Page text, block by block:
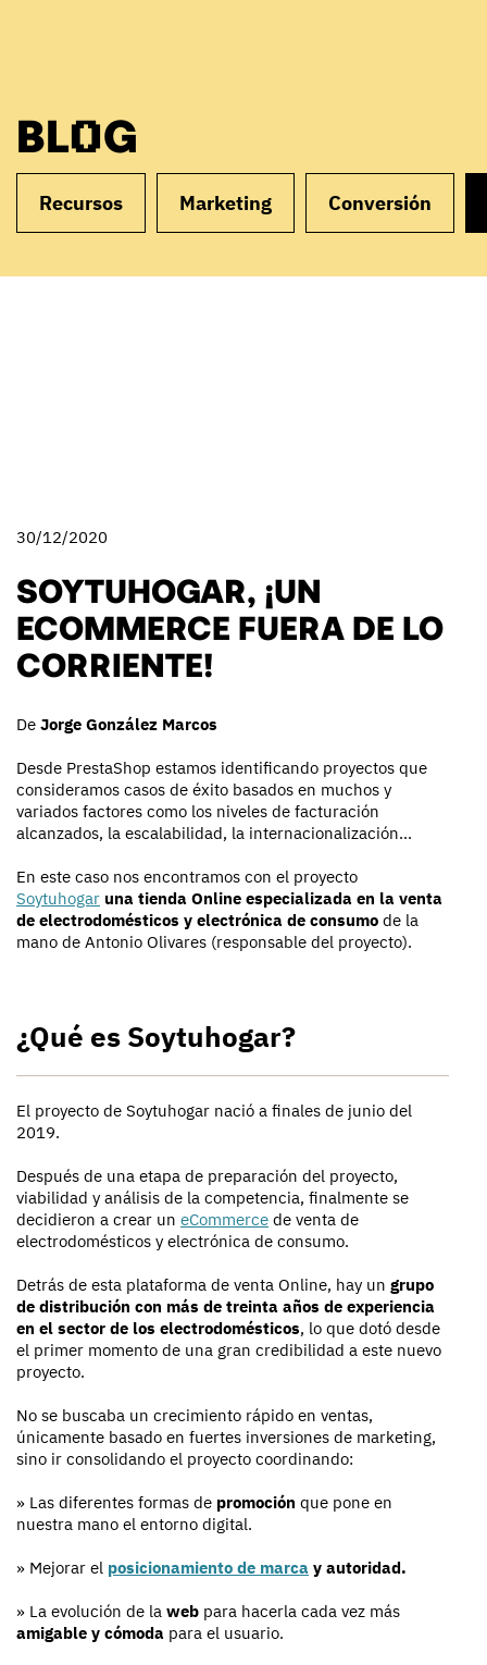
BLOG
Recursos Marketing Conversión
30/12/2020
SOYTUHOGAR, ¡UN
ECOMMERCE FUERA DE LO
CORRIENTE!
De Jorge González Marcos
Desde PrestaShop estamos identificando proyectos que
consideramos casos de éxito basados en muchos y
variados factores como los niveles de facturación
alcanzados, la escalabilidad, la internacionalización...
En este caso nos encontramos con el proyecto
Soytuhogar una tienda Online especializada en la venta
de electrodomésticos y electrónica de consumo de la
mano de Antonio Olivares (responsable del proyecto).
¿Qué es Soytuhogar?
El proyecto de Soytuhogar nació a finales de junio del
2019.
Después de una etapa de preparación del proyecto,
viabilidad y análisis de la competencia, finalmente se
decidieron a crear un eCommerce de venta de
electrodomésticos y electrónica de consumo.
Detrás de esta plataforma de venta Online, hay un grupo
de distribución con más de treinta años de experiencia
en el sector de los electrodomésticos, lo que dotó desde
el primer momento de una gran credibilidad a este nuevo
proyecto.
No se buscaba un crecimiento rápido en ventas,
únicamente basado en fuertes inversiones de marketing,
sino ir consolidando el proyecto coordinando:
» Las diferentes formas de promoción que pone en
nuestra mano el entorno digital.
» Mejorar el posicionamiento de marca y autoridad.
» La evolución de la web para hacerla cada vez más
amigable y cómoda para el usuario.